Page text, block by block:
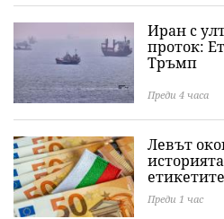
Иран с
проток:
Тръмп
Преди 4 часа
Левът
Преди 1 час